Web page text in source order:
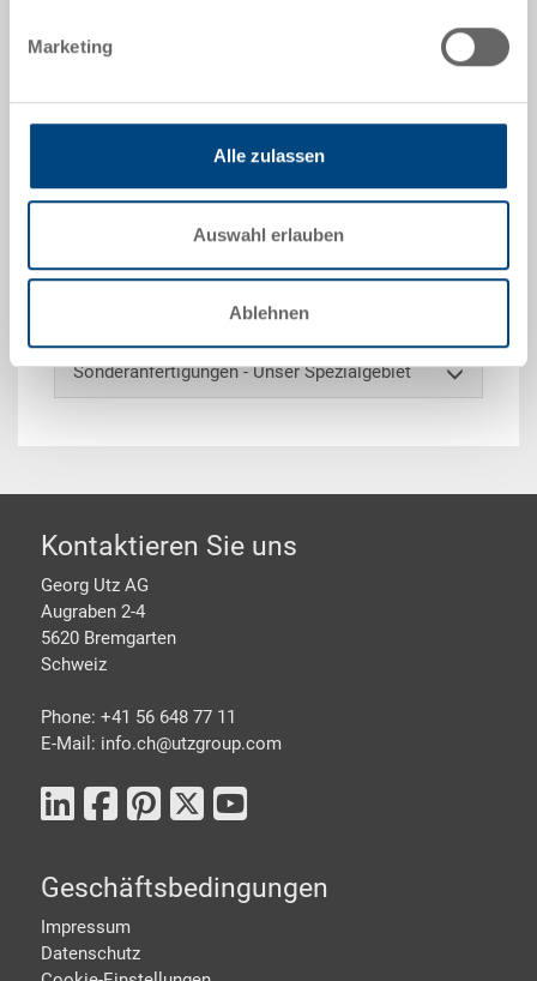
Marketing
Alle zulassen
Auswahl erlauben
Ablehnen
Schachtelbehälter NESCO, PP, lichtblau RAL 5012,
geschlossen beidseitig glatt, Boden geschlossen, 2
Muschelgriffe, ohne Deckel, mit Stapelbügeln
Optionales Zubehör
Sonderanfertigungen - Unser Spezialgebiet
Footer
Kontaktieren Sie uns
Georg Utz AG
Augraben 2-4
5620 Bremgarten
Schweiz
Phone: +41 56 648 77 11
E-Mail: info.ch@utzgroup.com
Geschäftsbedingungen
Impressum
Datenschutz